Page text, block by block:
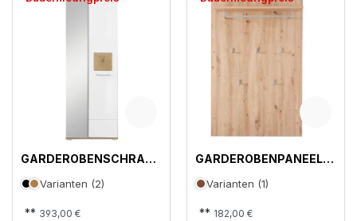
GARDEROBENSCHRANK
Varianten (2)
** 393,00 €
GARDEROBENPANEEL,
Varianten (1)
** 182,00 €